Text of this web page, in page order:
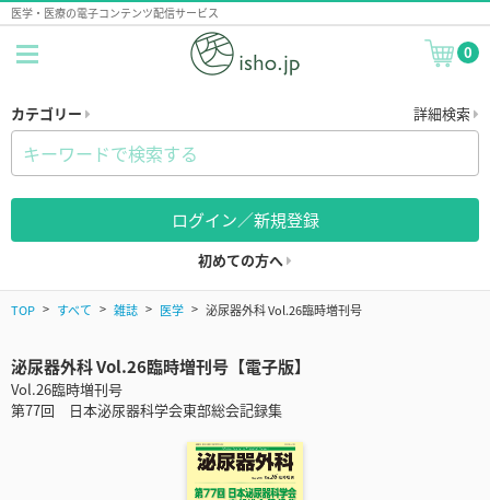
医学・医療の電子コンテンツ配信サービス
0
カテゴリー 詳細検索
ログイン／新規登録
初めての方へ
TOP すべて 雑誌 医学 泌尿器外科 Vol.26臨時増刊号
泌尿器外科 Vol.26臨時増刊号【電子版】
Vol.26臨時増刊号
第77回 日本泌尿器科学会東部総会記録集